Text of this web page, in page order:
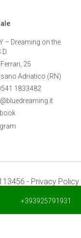
+393925791931
– Dreaming on the
25
Adriatico (RN)
1833482
- Privacy Policy